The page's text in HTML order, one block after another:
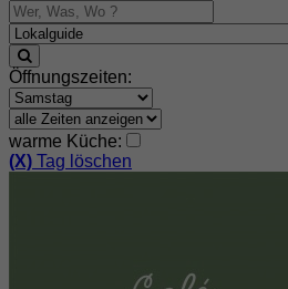
Öffnungszeiten:
warme Küche:
(X) Tag löschen